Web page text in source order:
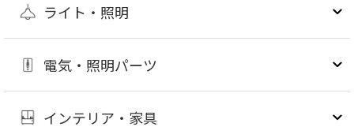
ライト・照明
電気・照明パーツ
インテリア・家具